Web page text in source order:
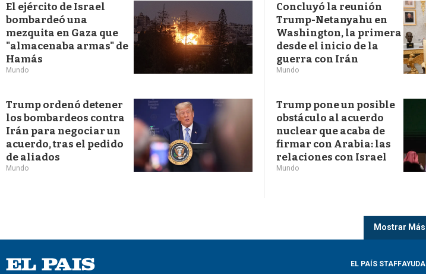
El ejército de Israel
bombardeó una
mezquita en Gaza que
"almacenaba armas" de
Hamás
Mundo
Concluyó la reunión
Trump-Netanyahu en
Washington, la primera
desde el inicio de la
guerra con Irán
Mundo
Trump ordenó detener
los bombardeos contra
Irán para negociar un
acuerdo, tras el pedido
de aliados
Mundo
Trump pone un posible
obstáculo al acuerdo
nuclear que acaba de
firmar con Arabia: las
relaciones con Israel
Mundo
Mostrar Más
EL PAÍS STAFFAYUDA